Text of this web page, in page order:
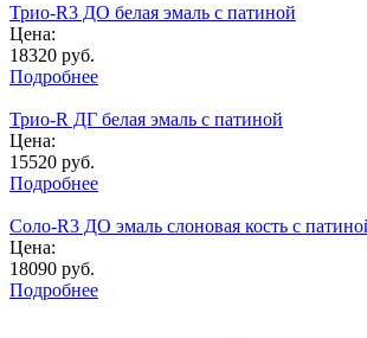
Трио-R3 ДО белая эмаль с патиной
Цена:
18320 руб.
Подробнее
Трио-R ДГ белая эмаль с патиной
Цена:
15520 руб.
Подробнее
Соло-R3 ДО эмаль слоновая кость с
Цена:
18090 руб.
Подробнее